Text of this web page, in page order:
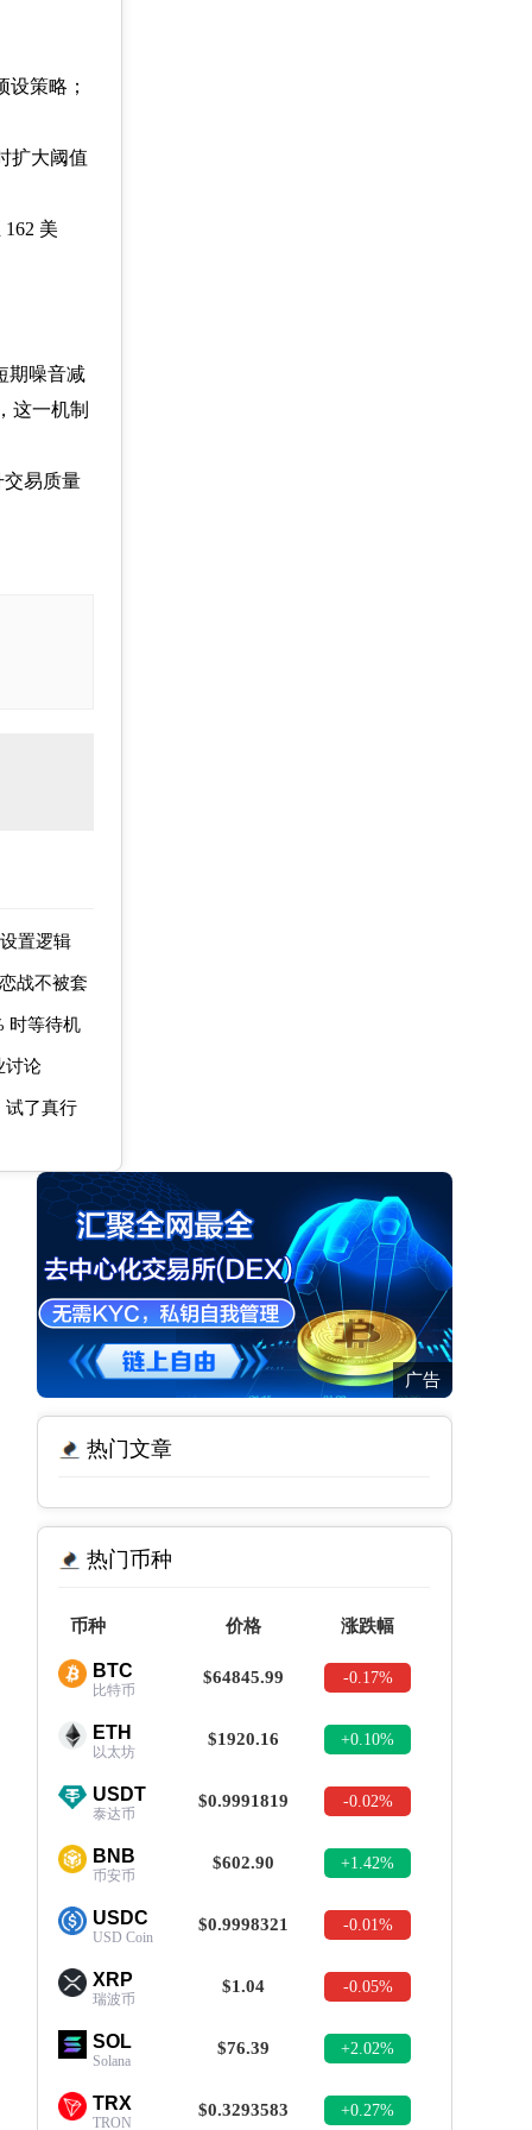
策略；
扩大阈值
美
期噪音减
这一机制
交易质量
置逻辑
战不被套
时等待机
讨论
试了真行
广告
热门文章
热门币种
币种 价格 涨跌幅
BTC
比特币
$64845.99 -0.17%
ETH
以太坊
$1920.16 +0.10%
USDT
泰达币
$0.9991819 -0.02%
BNB
币安币
$602.90 +1.42%
USDC
USD Coin
$0.9998321 -0.01%
XRP
瑞波币
$1.04 -0.05%
SOL
Solana
$76.39 +2.02%
TRX
TRON
$0.3293583 +0.27%